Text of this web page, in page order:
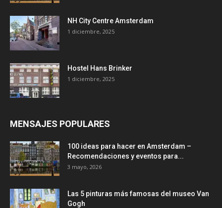
NH City Centre Amsterdam
1 diciembre, 2025
Hostel Hans Brinker
1 diciembre, 2025
MENSAJES POPULARES
100 ideas para hacer en Amsterdam –
Recomendaciones y eventos para...
3 mayo, 2026
Las 5 pinturas más famosas del museo Van
Gogh